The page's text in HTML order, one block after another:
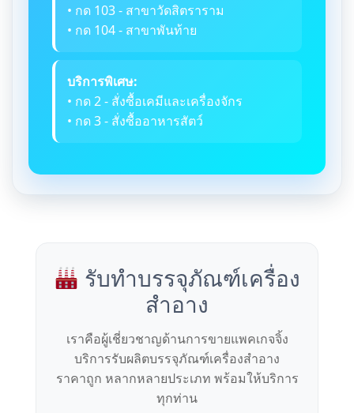
• กด 103 - สาขาวัดสิตราราม
• กด 104 - สาขาพันท้าย
บริการพิเศษ:
• กด 2 - สั่งซื้อเคมีและเครื่องจักร
• กด 3 - สั่งซื้ออาหารสัตว์
รับทำบรรจุภัณฑ์เครื่อง
สำอาง
เราคือผู้เชี่ยวชาญด้านการขายแพคเกจจิ้ง
บริการรับผลิตบรรจุภัณฑ์เครื่องสำอาง
ราคาถูก หลากหลายประเภท พร้อมให้บริการ
ทุกท่าน